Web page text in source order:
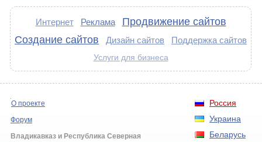
Интернет Реклама
Продвижение сайтов
Создание сайтов
Дизайн сайтов Поддержка сайтов
Услуги для бизнеса
Россия
Украина
Беларусь
О проекте
Форум
Владикавказ и Республика Северная